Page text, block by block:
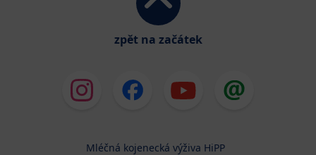
zpět na začátek
Mléčná kojenecká výživa HiPP